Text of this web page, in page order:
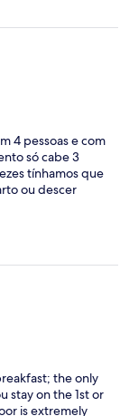
4 pessoas e com
só cabe 3
tínhamos que
ou descer
the only
stay on the 1st or
is extremely